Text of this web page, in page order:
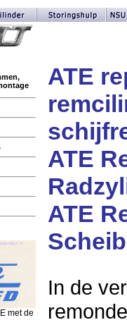
met de
ATE
ATE
ATE
In de